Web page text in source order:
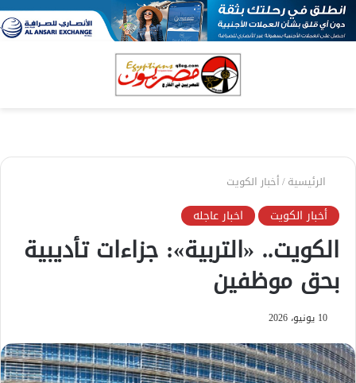
الرئيسية/أخبار الكويت
أخبار الكويت اخبار عاجله
الكويت.. «التربية»: جزاءات تأديبية
بحق موظفين
10 يونيو، 2026